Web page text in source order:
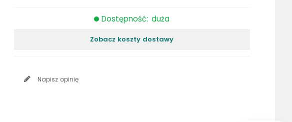
Dostępność: duża
Zobacz koszty dostawy
Napisz opinię